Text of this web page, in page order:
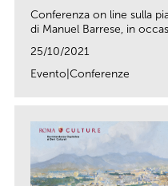
Conferenza on line sulla
di Manuel Barrese, in
25/10/2021
Evento|Conferenze